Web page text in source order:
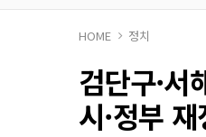
HOME 정치
검단구·
시·정부